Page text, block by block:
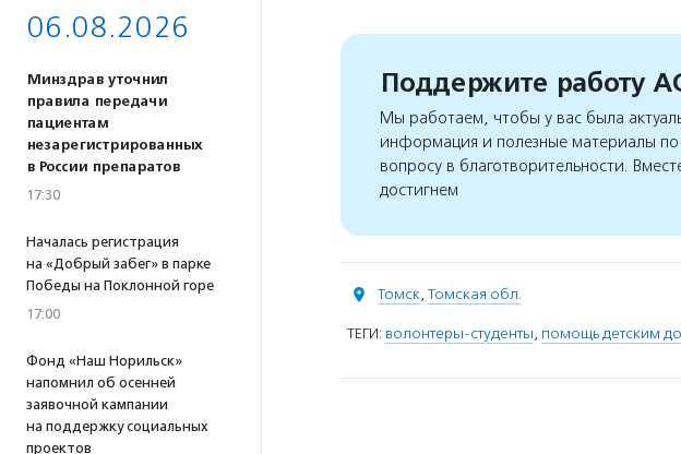
06.08.2026
Минздрав уточнил
правила передачи
пациентам
незарегистрированных
в России препаратов
17:30
Началась регистрация
на «Добрый забег» в парке
Победы на Поклонной горе
17:00
Фонд «Наш Норильск»
напомнил об осенней
заявочной кампании
на поддержку социальных
проектов
Поддержите работу
Мы работаем, чтобы у вас была
информация и полезные материалы
вопросу в благотворительности.
достигнем
Томск, Томская обл.
ТЕГИ: волонтеры-студенты, помощь детским